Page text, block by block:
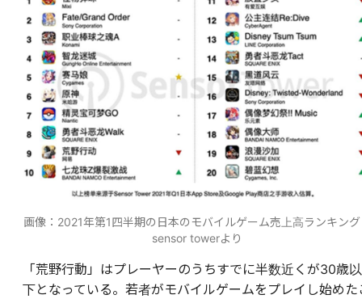
画像：2021年第1四半期の日本のモバイルゲーム売上高ランキン
sensor towerより
「荒野行動」はプレーヤーのうちすでに半数近くが30歳以
下となっている。若者がモバイルゲームをプレイし始めた